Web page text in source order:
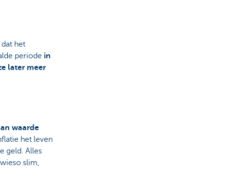
het
periode in
later meer
waarde
het leven
geld. Alles
slim,